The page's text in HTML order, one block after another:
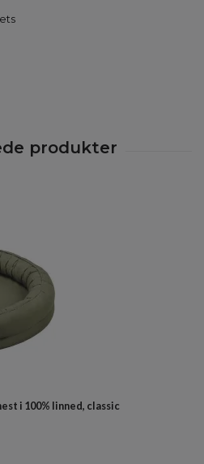
i 100% linned, classic